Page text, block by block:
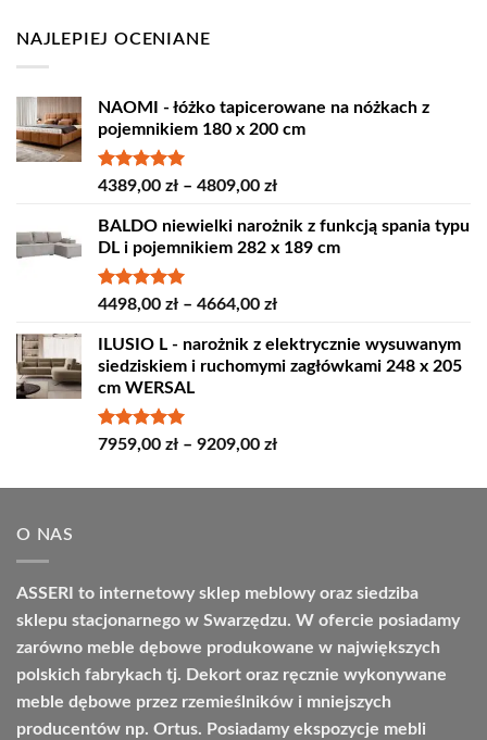
NAJLEPIEJ OCENIANE
NAOMI - łóżko tapicerowane na nóżkach z
pojemnikiem 180 x 200 cm
Oceniono
4389,00 zł – 4809,00 złZakres
od
4389,00 zł
4809,00 zł
BALDO niewielki narożnik z funkcją spania typu
DL i pojemnikiem 282 x 189 cm
Oceniono
4498,00 zł – 4664,00 złZakres
od
4498,00 zł
ILUSIO L - narożnik z elektrycznie wysuwanym
siedziskiem i ruchomymi zagłówkami 248 x 205
cm WERSAL
Oceniono
7959,00 zł – 9209,00 złZakres
od
O NAS
ASSERI to internetowy sklep meblowy oraz siedziba
sklepu stacjonarnego w Swarzędzu. W ofercie posiadamy
zarówno meble dębowe produkowane w największych
polskich fabrykach tj. Dekort oraz ręcznie wykonywane
meble dębowe przez rzemieślników i mniejszych
producentów np. Ortus. Posiadamy ekspozycje mebli